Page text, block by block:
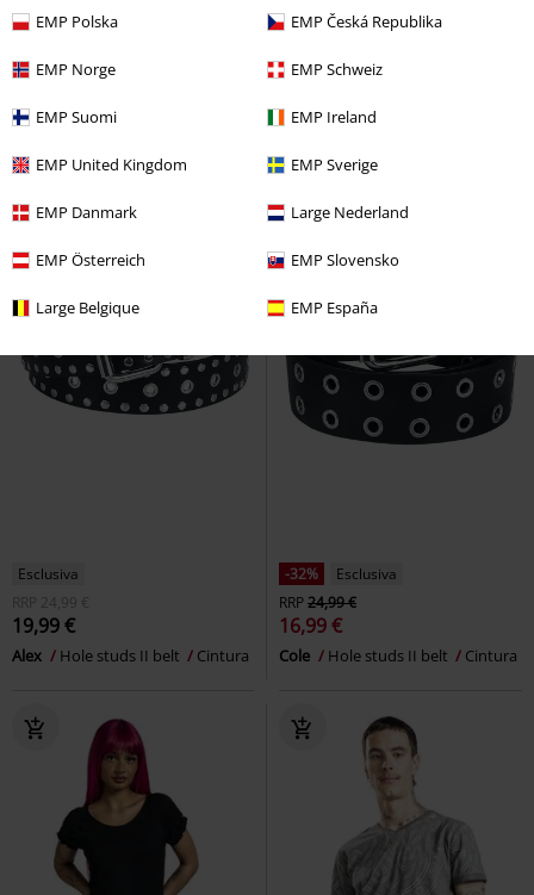
EMP Polska EMP Česká Republika
EMP Norge EMP Schweiz
EMP Suomi EMP Ireland
EMP United Kingdom EMP Sverige
EMP Danmark Large Nederland
EMP Österreich EMP Slovensko
Large Belgique EMP España
Larger Than Life Bomber Jacket
stagione
Denim Jacket with Sweat Sleeves
Giubbetto di jeans
Esclusiva
RRP
24,99 €
19,99 €
Alex Hole studs II belt Cintura
-32%
Esclusiva
RRP24,99 €
16,99 €
Cole Hole studs II belt Cintura